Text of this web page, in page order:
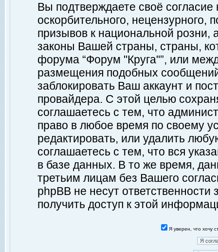
Вы подтверждаете своё
оскорбительного, нецензурного,
призывов к национальной
законы Вашей страны, страны,
форума “Форум "Круга"”, или
размещения подобных
заблокировать Ваш аккаунт и
провайдера. С этой целью
соглашаетесь с тем, что
право в любое время по своему
редактировать, или удалить
соглашаетесь с тем, что вся
в базе данных. В то же время,
третьим лицам без Вашего
phpBB не несут ответственности
получить доступ к этой
Я уверен, что хочу